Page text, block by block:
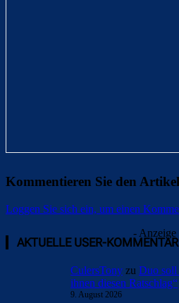
Kommentieren Sie den Artikel
Loggen Sie sich ein, um einen
- Anzeige
AKTUELLE USER-
CulersTony zu Duo soll
ihnen diesen Ratschlag“
9. August 2026